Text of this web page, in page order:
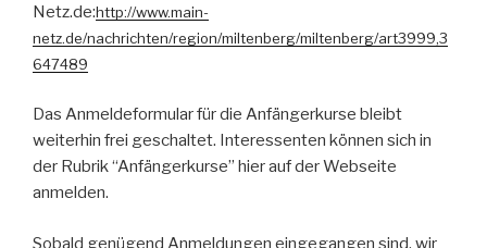
Netz.de:http://www.main-
netz.de/nachrichten/region/miltenberg/miltenberg/art3999,3
647489
Das Anmeldeformular für die Anfängerkurse bleibt
weiterhin frei geschaltet. Interessenten können sich in
der Rubrik “Anfängerkurse” hier auf der Webseite
anmelden.
Sobald genügend Anmeldungen eingegangen sind, wir